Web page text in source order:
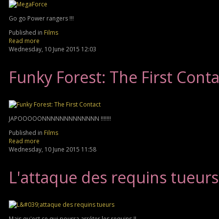
Go go Power rangers !!!
Published in Films
Read more
Wednesday, 10 June 2015 12:03
Funky Forest: The First
JAPOOOOONNNNNNNNNNNNN !!!!!!!
Published in Films
Read more
Wednesday, 10 June 2015 11:58
L'attaque des requins tueurs